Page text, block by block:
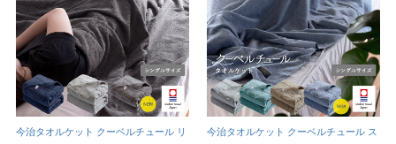
今治タオルケット クーベルチュール リ
今治タオルケット クーベルチュール ス